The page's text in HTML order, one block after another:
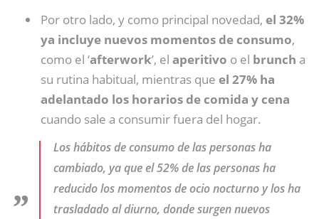
Por otro lado, y como principal novedad, el 32%
ya incluye nuevos momentos de consumo,
como el ‘afterwork’, el aperitivo o el brunch a
su rutina habitual, mientras que el 27% ha
adelantado los horarios de comida y cena
cuando sale a consumir fuera del hogar.
Los hábitos de consumo de las personas ha
cambiado, ya que el 52% de las personas ha
reducido los momentos de ocio nocturno y los ha
trasladado al diurno, donde surgen nuevos